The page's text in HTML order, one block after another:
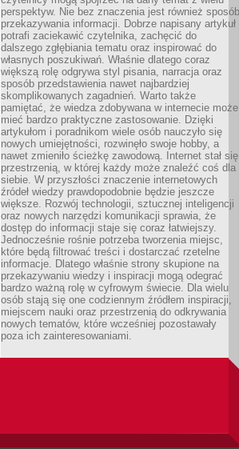
perspektyw. Nie bez znaczenia jest również sposób
przekazywania informacji. Dobrze napisany artykuł
potrafi zaciekawić czytelnika, zachęcić do
dalszego zgłębiania tematu oraz inspirować do
własnych poszukiwań. Właśnie dlatego coraz
większą rolę odgrywa styl pisania, narracja oraz
sposób przedstawienia nawet najbardziej
skomplikowanych zagadnień. Warto także
pamiętać, że wiedza zdobywana w internecie może
mieć bardzo praktyczne zastosowanie. Dzięki
artykułom i poradnikom wiele osób nauczyło się
nowych umiejętności, rozwinęło swoje hobby, a
nawet zmieniło ścieżkę zawodową. Internet stał się
przestrzenią, w której każdy może znaleźć coś dla
siebie. W przyszłości znaczenie internetowych
źródeł wiedzy prawdopodobnie będzie jeszcze
większe. Rozwój technologii, sztucznej inteligencji
oraz nowych narzędzi komunikacji sprawia, że
dostęp do informacji staje się coraz łatwiejszy.
Jednocześnie rośnie potrzeba tworzenia miejsc,
które będą filtrować treści i dostarczać rzetelne
informacje. Dlatego właśnie strony skupione na
przekazywaniu wiedzy i inspiracji mogą odegrać
bardzo ważną rolę w cyfrowym świecie. Dla wielu
osób stają się one codziennym źródłem inspiracji,
miejscem nauki oraz przestrzenią do odkrywania
nowych tematów, które wcześniej pozostawały
poza ich zainteresowaniami.